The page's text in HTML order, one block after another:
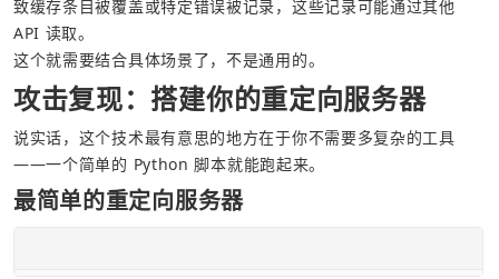
致缓存条目被覆盖或特定错误被记录，这些记录可能通过其他
API 读取。
这个就需要结合具体场景了，不是通用的。
攻击复现：搭建你的重定向服务器
说实话，这个技术最有意思的地方在于你不需要多复杂的工具
——一个简单的 Python 脚本就能跑起来。
最简单的重定向服务器